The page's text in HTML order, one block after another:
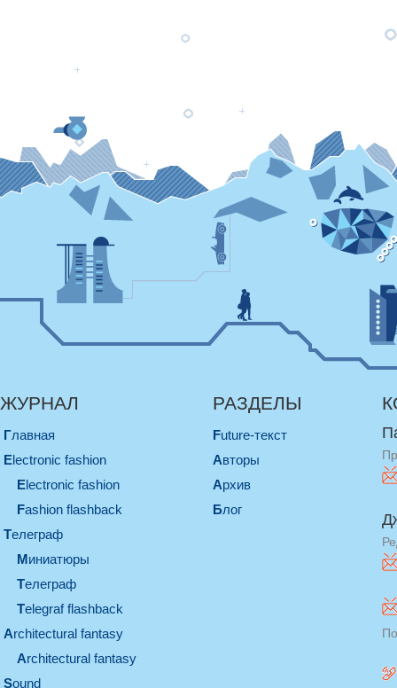
ЖУРНАЛ
Главная
electronic fashion
electronic fashion
Fashion flashback
телеграф
миниатюры
телеграф
Telegraf flashback
architectural fantasy
architectural fantasy
sound
РАЗДЕЛЫ
Future-текст
Авторы
Архив
Блог